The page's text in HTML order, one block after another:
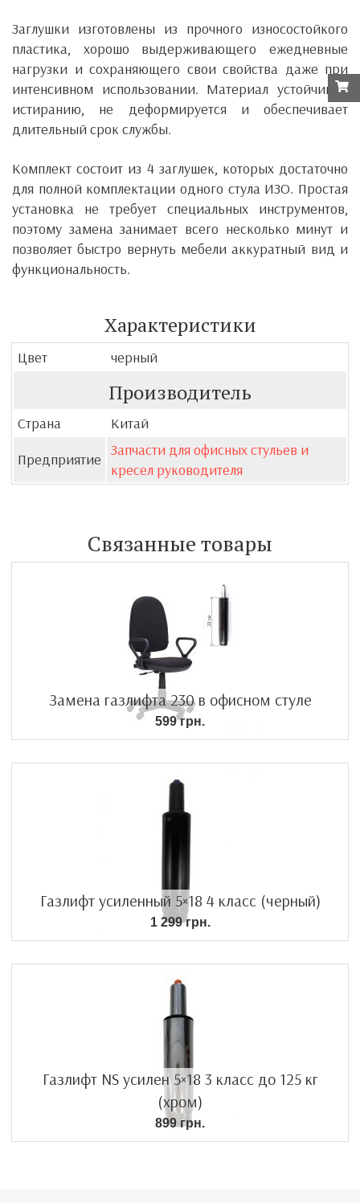
Заглушки изготовлены из прочного износостойкого
пластика, хорошо выдерживающего ежедневные
нагрузки и сохраняющего свои свойства даже при
интенсивном использовании. Материал устойчив к
истиранию, не деформируется и обеспечивает
длительный срок службы.
Комплект состоит из 4 заглушек, которых достаточно
для полной комплектации одного стула ИЗО. Простая
установка не требует специальных инструментов,
поэтому замена занимает всего несколько минут и
позволяет быстро вернуть мебели аккуратный вид и
функциональность.
Характеристики
Цвет черный
Производитель
Страна
Китай
Предприятие
Запчасти для офисных стульев и
кресел руководителя
Связанные товары
Замена газлифта 230 в офисном стуле
599 грн.
Газлифт усиленный 5×18 4 класс (черный)
1 299 грн.
Газлифт NS усилен 5×18 3 класс до 125 кг
(хром)
899 грн.